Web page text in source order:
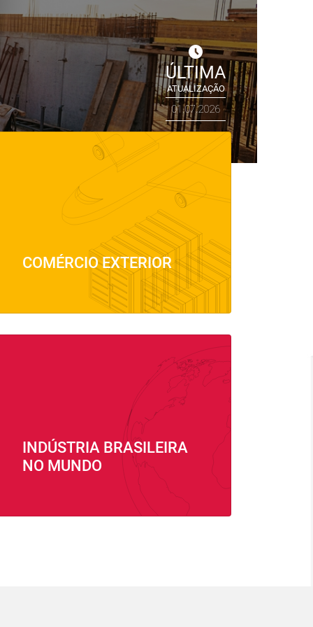
ÚLTIMA
ATUALIZAÇÃO
01.07.2026
COMÉRCIO EXTERIOR
INDÚSTRIA BRASILEIRA
NO MUNDO